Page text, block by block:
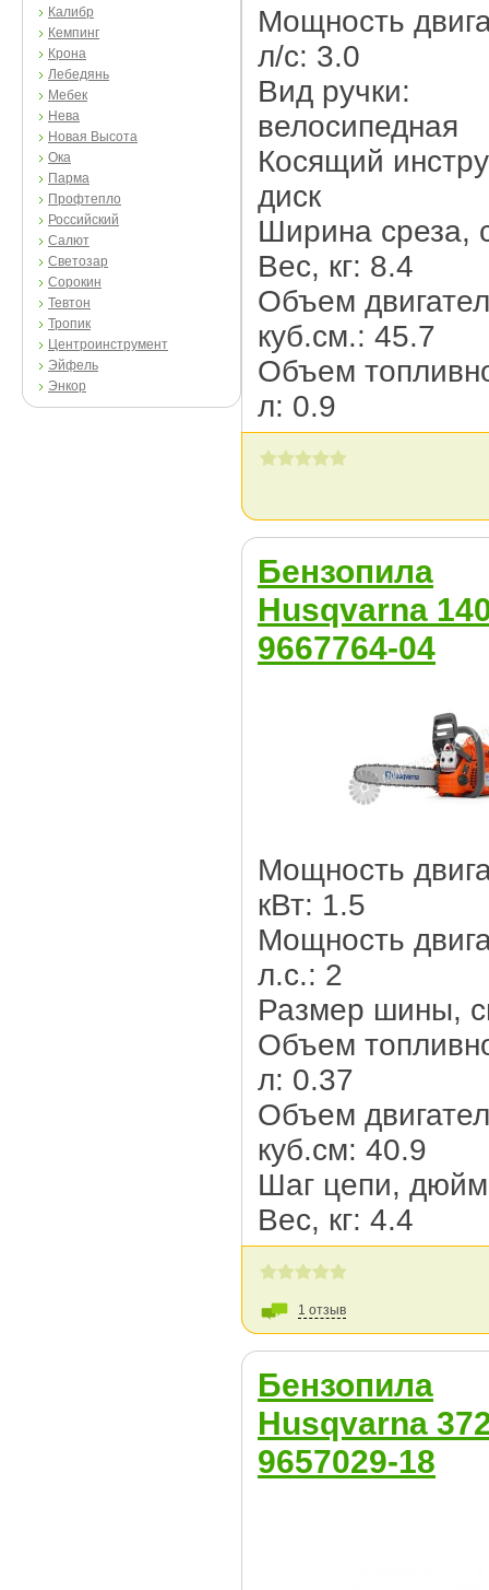
Калибр
Кемпинг
Крона
Лебедянь
Мебек
Нева
Новая Высота
Ока
Парма
Профтепло
Российский
Салют
Светозар
Сорокин
Тевтон
Тропик
Центроинструмент
Эйфель
Энкор
Мощность
л/c: 3.0
Вид ручки:
велосипедная
Косящий
диск
Ширина среза,
Вес, кг: 8.4
Объем
куб.см.: 45.7
Объем
л: 0.9
Бензопила
Husqvarna
9667764-04
Мощность
кВт: 1.5
Мощность
л.с.: 2
Размер шины,
Объем
л: 0.37
Объем
куб.см: 40.9
Шаг цепи,
Вес, кг: 4.4
1 отзыв
Бензопила
Husqvarna
9657029-18